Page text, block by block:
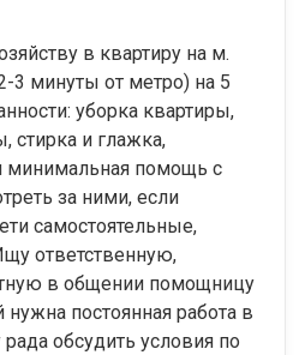
в квартиру на м.
3 минуты от метро) на 5
уборка квартиры,
стирка и глажка,
минимальная помощь с
за ними, если
самостоятельные,
ответственную,
в общении помощницу
нужна постоянная работа в
обсудить условия по